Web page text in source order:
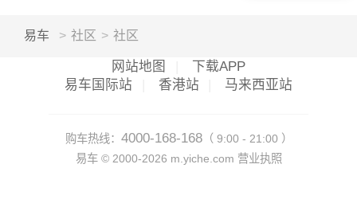
易车 > 社区 > 社区
网站地图
下载APP
易车国际站
香港站 马来西亚站
购车热线： 4000-168-168（ 9:00 - 21:00 ）
易车 © 2000-2026 m.yiche.com 营业执照